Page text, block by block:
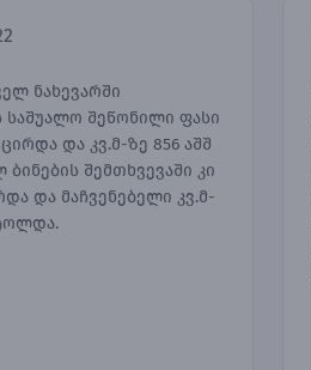
ნახევარში
საშუალო შეწონილი ფასი
და კვ.მ-ზე 856 აშშ
შემთხვევაში კი
და მაჩვენებელი კვ.მ-